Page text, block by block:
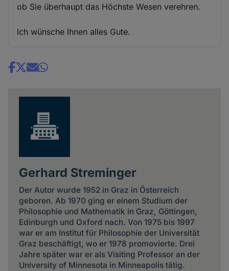
ob Sie überhaupt das Höchste Wesen verehren.
Ich wünsche Ihnen alles Gute.
Share
Gerhard Streminger
Der Autor wurde 1952 in Graz in Österreich
geboren. Ab 1970 ging er einem Studium der
Philosophie und Mathematik in Graz, Göttingen,
Edinburgh und Oxford nach. Von 1975 bis 1997
war er am Institut für Philosophie der Universität
Graz beschäftigt, wo er 1978 promovierte. Drei
Jahre später war er als Visiting Professor an der
University of Minnesota in Minneapolis tätig.